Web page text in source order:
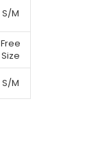
S/M
Free
Size
S/M